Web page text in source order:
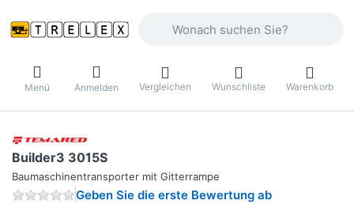
Menü Anmelden Vergleichen Wunschliste Warenkorb
Builder3 3015S
Baumaschinentransporter mit Gitterrampe
Geben Sie die erste Bewertung ab